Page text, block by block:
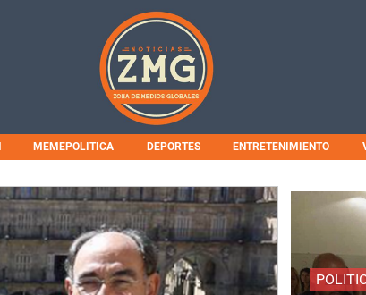
MEMEPOLITICA DEPORTES ENTRETENIMIENTO